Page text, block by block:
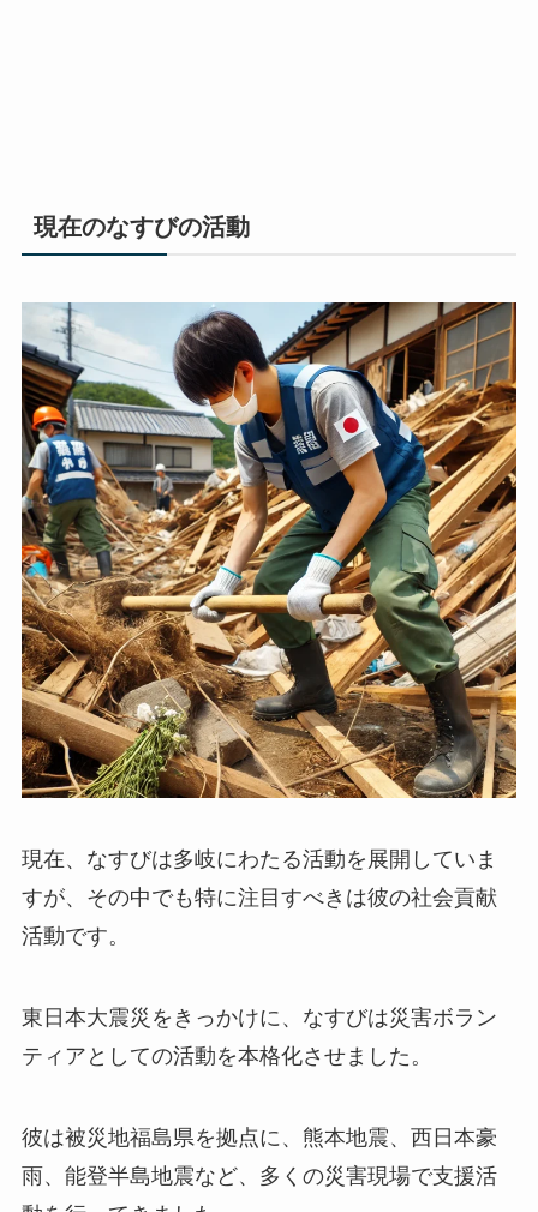
現在のなすびの活動
現在、なすびは多岐にわたる活動を展開していま
すが、その中でも特に注目すべきは彼の社会貢献
活動です。
東日本大震災をきっかけに、なすびは災害ボラン
ティアとしての活動を本格化させました。
彼は被災地福島県を拠点に、熊本地震、西日本豪
雨、能登半島地震など、多くの災害現場で支援活